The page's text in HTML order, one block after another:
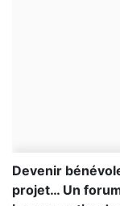
Devenir
projet… Un